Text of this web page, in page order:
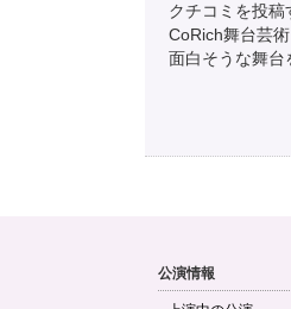
クチコミを投稿
CoRich舞台芸
面白そうな舞台
公演情報